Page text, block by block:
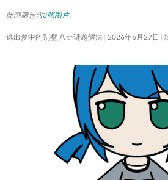
此画廊包含3张图片。
逃出梦中的别墅 八卦谜题解法 2026年6月27日